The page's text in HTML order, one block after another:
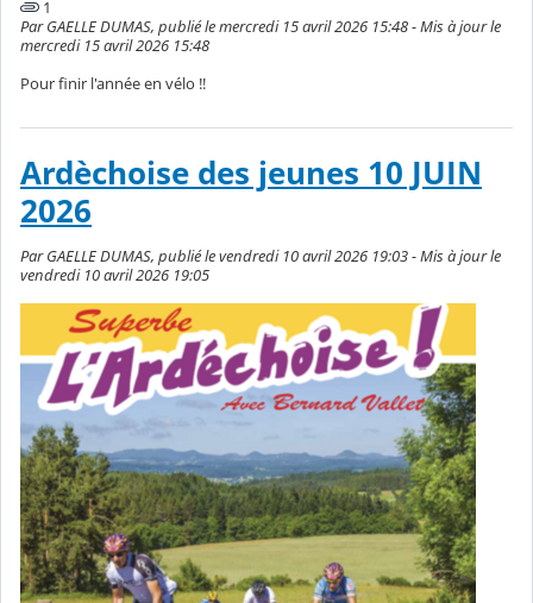
1
Par GAELLE DUMAS, publié le mercredi 15 avril 2026 15:48 - Mis à jour le
mercredi 15 avril 2026 15:48
Pour finir l'année en vélo !!
Ardèchoise des jeunes 10 JUIN
2026
Par GAELLE DUMAS, publié le vendredi 10 avril 2026 19:03 - Mis à jour le
vendredi 10 avril 2026 19:05